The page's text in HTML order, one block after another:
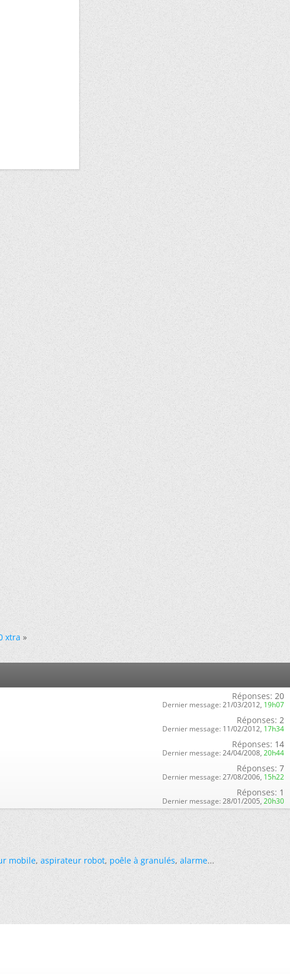
xtra »
Réponses: 20
Dernier message: 21/03/2012, 19h07
Réponses: 2
Dernier message: 11/02/2012, 17h34
Réponses: 14
Dernier message: 24/04/2008, 20h44
Réponses: 7
Dernier message: 27/08/2006, 15h22
Réponses: 1
Dernier message: 28/01/2005, 20h30
mobile,aspirateur robot,poêle à granulés,alarme...